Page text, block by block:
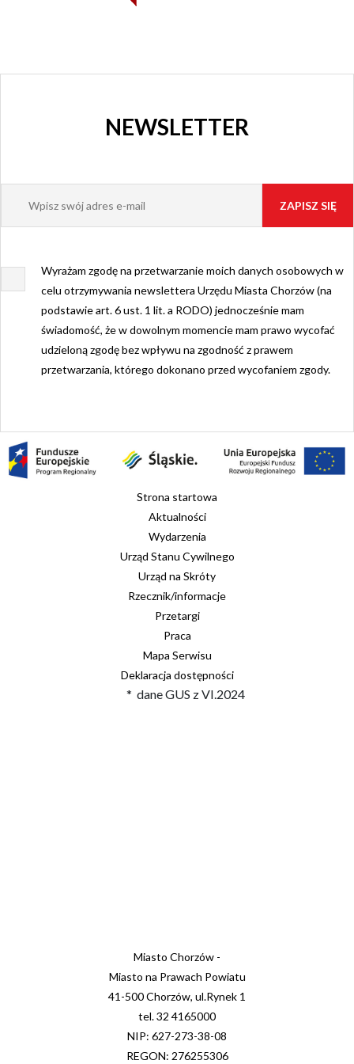
NEWSLETTER
Wyrażam zgodę na przetwarzanie moich danych osobowych w
celu otrzymywania newslettera Urzędu Miasta Chorzów (na
podstawie art. 6 ust. 1 lit. a RODO) jednocześnie mam
świadomość, że w dowolnym momencie mam prawo wycofać
udzieloną zgodę bez wpływu na zgodność z prawem
przetwarzania, którego dokonano przed wycofaniem zgody.
Strona startowa
Aktualności
Wydarzenia
Urząd Stanu Cywilnego
Urząd na Skróty
Rzecznik/informacje
Przetargi
Praca
Mapa Serwisu
Deklaracja dostępności
* dane GUS z VI.2024
Miasto Chorzów -
Miasto na Prawach Powiatu
41-500 Chorzów, ul.Rynek 1
tel. 32 4165000
NIP: 627-273-38-08
REGON: 276255306